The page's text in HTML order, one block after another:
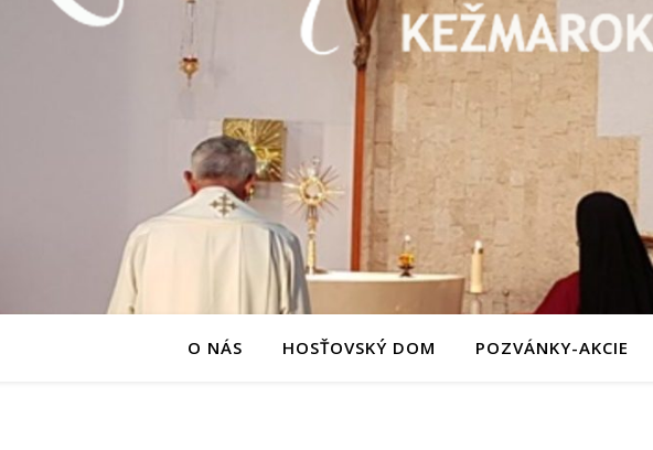
O NÁS HOSŤOVSKÝ DOM POZVÁNKY-AKCIE